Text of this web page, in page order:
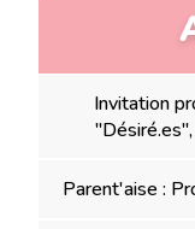
Invitation
Parent'aise :